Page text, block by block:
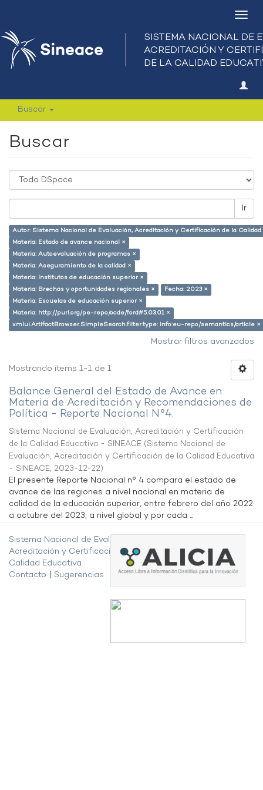
Buscar
Buscar
Ir
Autor: Sistema Nacional de Evaluación, Acreditación y Certificación de la
Materia: Estado de avance nacional ×
Materia: Autoevaluación de programas ×
Materia: Aseguramiento de la calidad ×
Materia: Institutos de educación superior ×
Materia: Brechas y oportunidades regionales ×
Fecha: 2023 ×
Materia: Escuelas de educación superior ×
Materia: http://purl.org/pe-repo/ocde/ford#5.03.01 ×
xmlui.ArtifactBrowser.SimpleSearch.filter.type: info:eu-repo/semantics/article ×
Mostrar filtros avanzados
Mostrando ítems 1-1 de 1
Balance General del Estado de Avance en
Materia de Acreditación y Recomendaciones de
Política - Reporte Nacional N°4.
Sistema Nacional de Evaluación, Acreditación y Certificación
de la Calidad Educativa - SINEACE (Sistema Nacional de
Evaluación, Acreditación y Certificación de la Calidad Educativa
- SINEACE, 2023-12-22)
El presente Reporte Nacional n° 4 compara el estado de
avance de las regiones a nivel nacional en materia de
calidad de la educación superior, entre febrero del año 2022
a octubre del 2023, a nivel global y por cada ...
Sistema Nacional de Evaluación,
Acreditación y Certificación de la
Calidad Educativa
Contacto
Sugerencias